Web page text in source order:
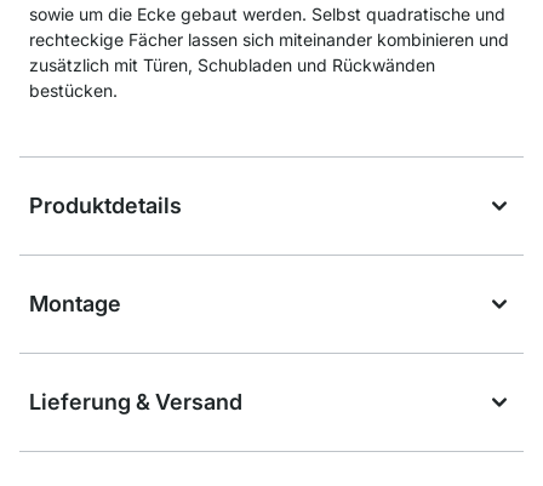
sowie um die Ecke gebaut werden. Selbst quadratische und
rechteckige Fächer lassen sich miteinander kombinieren und
zusätzlich mit Türen, Schubladen und Rückwänden
bestücken.
Produktdetails
Montage
Lieferung & Versand